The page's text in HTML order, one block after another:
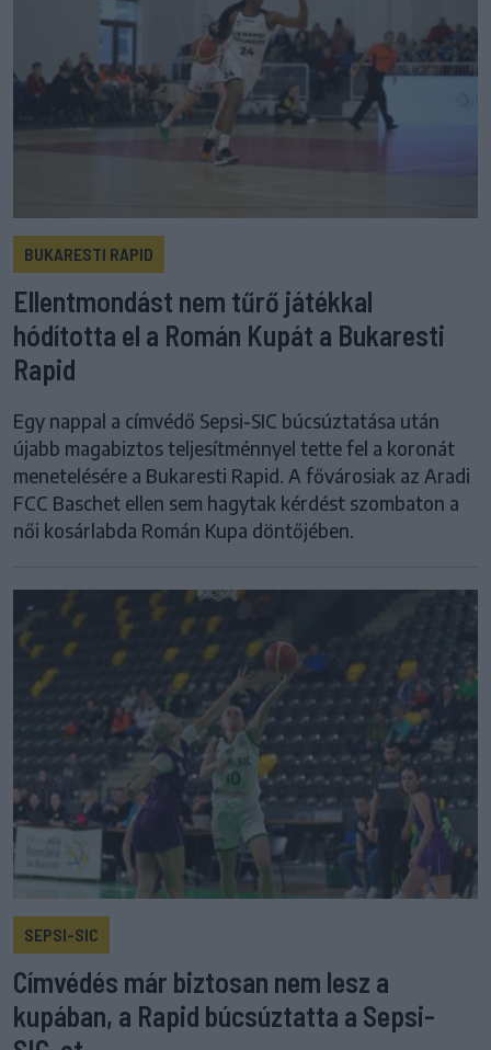
BUKARESTI RAPID
Ellentmondást nem tűrő játékkal
hódította el a Román Kupát a Bukaresti
Rapid
Egy nappal a címvédő Sepsi-SIC búcsúztatása után
újabb magabiztos teljesítménnyel tette fel a koronát
menetelésére a Bukaresti Rapid. A fővárosiak az Aradi
FCC Baschet ellen sem hagytak kérdést szombaton a
női kosárlabda Román Kupa döntőjében.
SEPSI-SIC
Címvédés már biztosan nem lesz a
kupában, a Rapid búcsúztatta a Sepsi-